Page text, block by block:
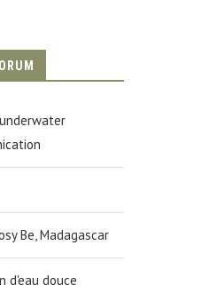
Be, Madagascar
d'eau douce